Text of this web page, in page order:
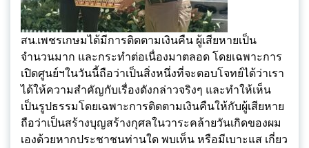
สน.เพชรเกษมได้มีการติดตามเงินคืน ผู้เสียหายเป็น
จำนวนมาก และกระทำต่อเนื่องมาตลอด โดยเฉพาะการ
เปิดศูนย์ฯในวันนี้ถือว่าเป็นสิ่งหนึ่งที่จะตอบโจทย์ได้ว่าเรา
ได้ให้ความสำคัญกับเรื่องดังกล่าวจริงๆ และทำให้เห็น
เป็นรูปธรรมโดยเฉพาะการติดตามเงินคืนให้กับผู้เสียหาย
ถือว่าเป็นสร้างบุญสร้างกุศลในวาระคล้ายวันเกิดของผม
เองด้วยหากประชาชนท่านใด พบเห็น หรือมีเบาะแส เกี่ยว